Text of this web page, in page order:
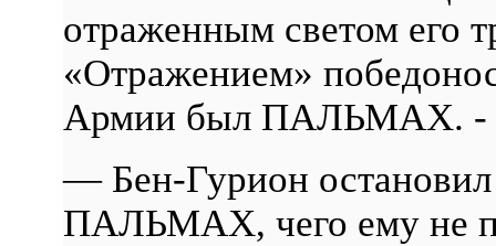
отраженным светом его
«Отражением»
Армии был ПАЛЬМАХ. -
— Бен-Гурион остановил
ПАЛЬМАХ, чего ему не